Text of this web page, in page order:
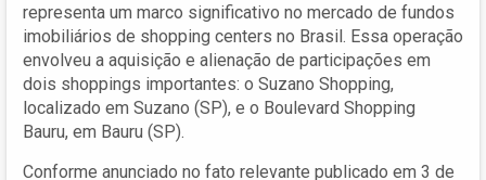
representa um marco significativo no mercado de fundos
imobiliários de shopping centers no Brasil. Essa operação
envolveu a aquisição e alienação de participações em
dois shoppings importantes: o Suzano Shopping,
localizado em Suzano (SP), e o Boulevard Shopping
Bauru, em Bauru (SP).
Conforme anunciado no fato relevante publicado em 3 de